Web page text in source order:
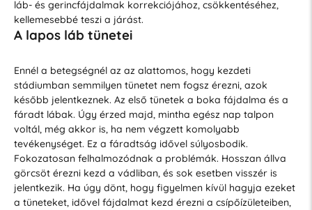
láb- és gerincfájdalmak korrekciójához, csökkentéséhez,
kellemesebbé teszi a járást.
A lapos láb tünetei
Ennél a betegségnél az az alattomos, hogy kezdeti
stádiumban semmilyen tünetet nem fogsz érezni, azok
később jelentkeznek. Az első tünetek a boka fájdalma és a
fáradt lábak. Úgy érzed majd, mintha egész nap talpon
voltál, még akkor is, ha nem végzett komolyabb
tevékenységet. Ez a fáradtság idővel súlyosbodik.
Fokozatosan felhalmozódnak a problémák. Hosszan állva
görcsöt érezni kezd a vádliban, és sok esetben visszér is
jelentkezik. Ha úgy dönt, hogy figyelmen kívül hagyja ezeket
a tüneteket, idővel fájdalmat kezd érezni a csípőízületeiben,